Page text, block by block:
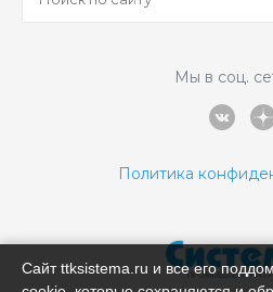
Мы в соц.
Политика
Сайт ttksistema.ru и все его